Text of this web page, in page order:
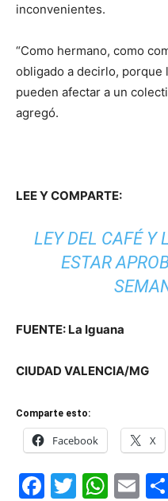
inconvenientes.
“Como hermano, como
obligado a decirlo, porque
pueden afectar a un
agregó.
LEE Y COMPARTE:
LEY DEL CAFÉ Y
ESTAR
FUENTE: La Iguana
CIUDAD VALENCIA/MG
Comparte esto:
Facebook X
Facebook
Twitter